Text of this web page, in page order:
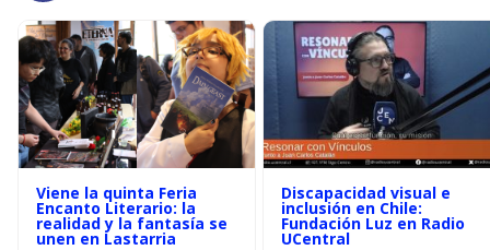
Viene la quinta Feria
Encanto Literario: la
realidad y la fantasía se
unen en Lastarria
Discapacidad visual e
inclusión en Chile:
Fundación Luz en Radio
UCentral